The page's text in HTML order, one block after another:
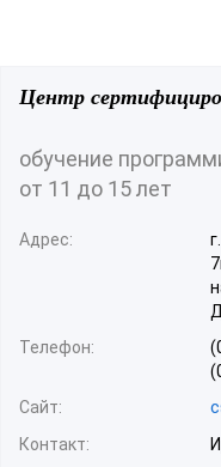
Центр
обучение
от 11 до 15 лет
Адрес:
Телефон:
Сайт:
Контакт: